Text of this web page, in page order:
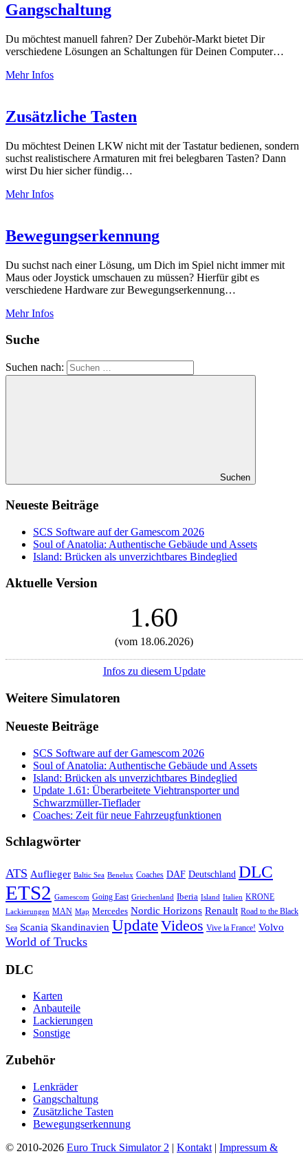
Gangschaltung
Du möchtest manuell fahren? Der Zubehör-Markt bietet Dir
verschiedene Lösungen an Schaltungen für Deinen Computer…
Mehr Infos
Zusätzliche Tasten
Du möchtest Deinen LKW nicht mit der Tastatur bedienen, sondern
suchst realistischere Armaturen mit frei belegbaren Tasten? Dann
wirst Du hier sicher fündig…
Mehr Infos
Bewegungserkennung
Du suchst nach einer Lösung, um Dich im Spiel nicht immer mit
Maus oder Joystick umschauen zu müssen? Hierfür gibt es
verschiedene Hardware zur Bewegungserkennung…
Mehr Infos
Suche
Suchen nach:
Suchen
Neueste Beiträge
SCS Software auf der Gamescom 2026
Soul of Anatolia: Authentische Gebäude und Assets
Island: Brücken als unverzichtbares Bindeglied
Aktuelle Version
1.60
(vom 18.06.2026)
Infos zu diesem Update
Weitere Simulatoren
Neueste Beiträge
SCS Software auf der Gamescom 2026
Soul of Anatolia: Authentische Gebäude und Assets
Island: Brücken als unverzichtbares Bindeglied
Update 1.61: Überarbeitete Viehtransporter und
Schwarzmüller-Tieflader
Coaches: Zeit für neue Fahrzeugfunktionen
Schlagwörter
ATS Auflieger Baltic Sea Benelux Coaches DAF Deutschland DLC
ETS2 Gamescom Going East Griechenland Iberia Island Italien KRONE
Lackierungen MAN Map Mercedes Nordic Horizons Renault Road to the Black
Sea Scania Skandinavien UpdateVideos Vive la France! Volvo
World of Trucks
DLC
Karten
Anbauteile
Lackierungen
Sonstige
Zubehör
Lenkräder
Gangschaltung
Zusätzliche Tasten
Bewegungserkennung
© 2010-2026 Euro Truck Simulator 2 | Kontakt | Impressum &